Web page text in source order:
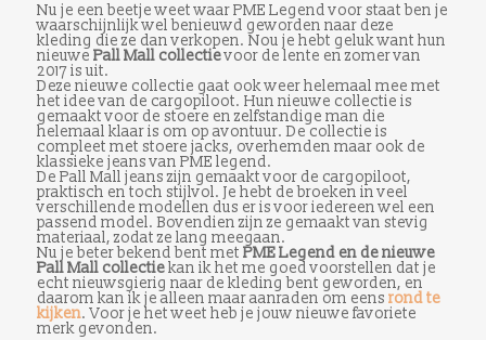
Nu je een beetje weet waar PME Legend voor staat ben je
waarschijnlijk wel benieuwd geworden naar deze
kleding die ze dan verkopen. Nou je hebt geluk want hun
nieuwe Pall Mall collectievoor de lente en zomer van
2017 is uit.
Deze nieuwe collectie gaat ook weer helemaal mee met
het idee van de cargopiloot. Hun nieuwe collectie is
gemaakt voor de stoere en zelfstandige man die
helemaal klaar is om op avontuur. De collectie is
compleet met stoere jacks, overhemden maar ook de
klassieke jeans van PME legend.
De Pall Mall jeans zijn gemaakt voor de cargopiloot,
praktisch en toch stijlvol. Je hebt de broeken in veel
verschillende modellen dus er is voor iedereen wel een
passend model. Bovendien zijn ze gemaakt van stevig
materiaal, zodat ze lang meegaan.
Nu je beter bekend bent met PME Legend en de nieuwe
Pall Mall collectiekan ik het me goed voorstellen dat je
echt nieuwsgierig naar de kleding bent geworden, en
daarom kan ik je alleen maar aanraden om eens rond te
kijken. Voor je het weet heb je jouw nieuwe favoriete
merk gevonden.